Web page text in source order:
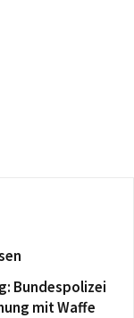
Bundespolizei
mit Waffe